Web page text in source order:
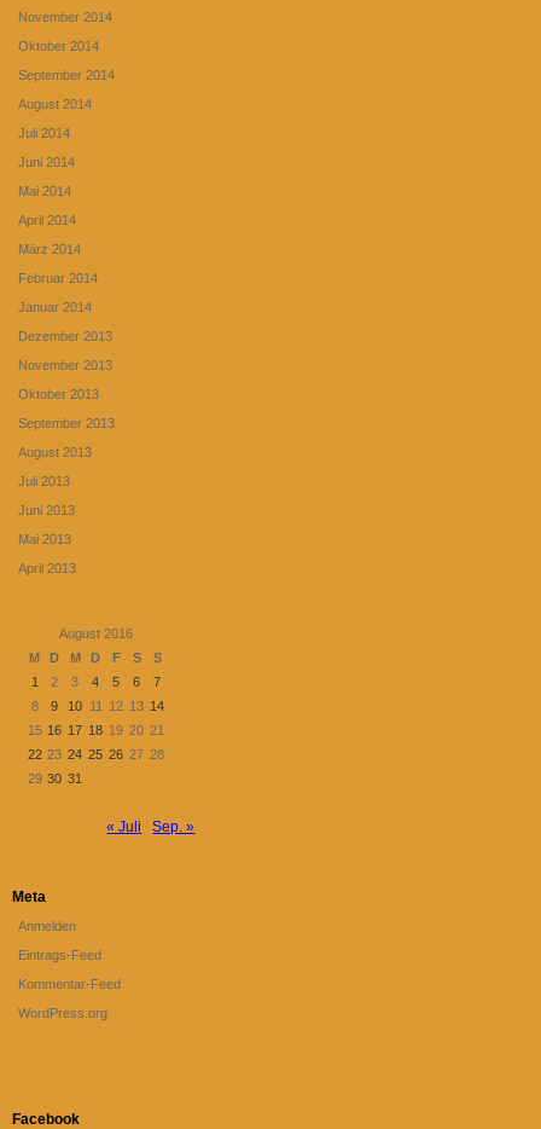
November 2014
Oktober 2014
September 2014
August 2014
Juli 2014
Juni 2014
Mai 2014
April 2014
März 2014
Februar 2014
Januar 2014
Dezember 2013
November 2013
Oktober 2013
September 2013
August 2013
Juli 2013
Juni 2013
Mai 2013
April 2013
August 2016
M
D M D F S
S
1
2 3 4 5 6
7
8
9 10 11 12 13 14
15 16 17 18 19 20 21
22 23 24 25 26 27 28
29 30 31
« Juli Sep. »
Meta
Anmelden
Eintrags-Feed
Kommentar-Feed
WordPress.org
Facebook